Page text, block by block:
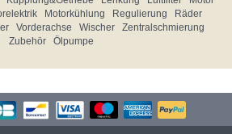
Motorkühlung Regulierung
Räder
Vorderachse Wischer
Zentralschmierung
Zubehör
Ölpumpe